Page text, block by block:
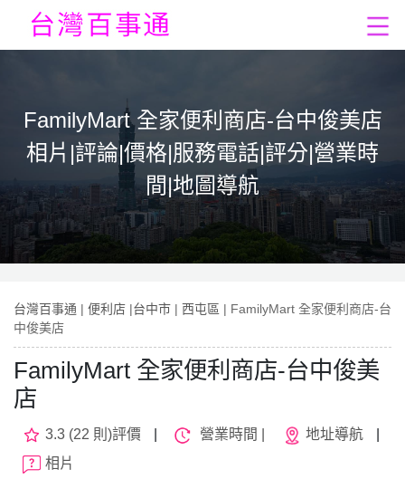
FamilyMart 全家便利商店-台中俊美店
相片|評論|價格|服務電話|評分|營業時
間|地圖導航
台灣百事通 | 便利店 |台中市 | 西屯區 | FamilyMart 全家便利商店-台
中俊美店
FamilyMart 全家便利商店-台中俊美
店
3.3 (22 則)評價 營業時間 | 地址導航
相片